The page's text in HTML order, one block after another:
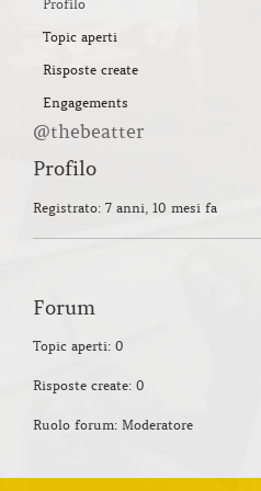
Profilo
Topic aperti
Risposte create
Engagements
@thebeatter
Profilo
Registrato: 7 anni, 10 mesi fa
Forum
Topic aperti: 0
Risposte create: 0
Ruolo forum: Moderatore